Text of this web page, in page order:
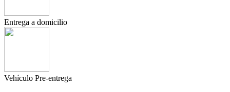
Entrega a domicilio
Vehículo Pre-entrega